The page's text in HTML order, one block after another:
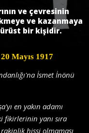
ve çevresinin
ve kazanmaya
bir kişidir.
Mayıs 1917
İsmet İnönü
en yakın adamı
fikirlerinin yanı sıra
hissi olmaması